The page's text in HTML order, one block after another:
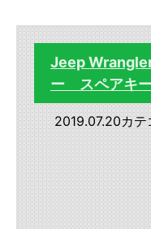
Jeep
ー スペアキ
2019.07.20カテ